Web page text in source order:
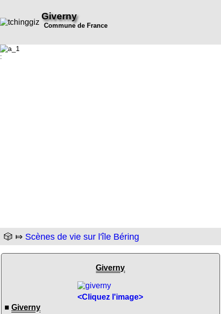
Giverny
Commune de France
:
🎲 ⤇ Scènes de vie sur l'île Béring
Giverny
<Cliquez l'image>
■ Giverny